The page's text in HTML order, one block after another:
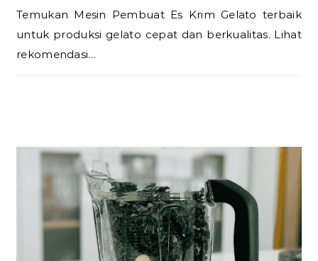
Temukan Mesin Pembuat Es Krim Gelato terbaik
untuk produksi gelato cepat dan berkualitas. Lihat
rekomendasi…